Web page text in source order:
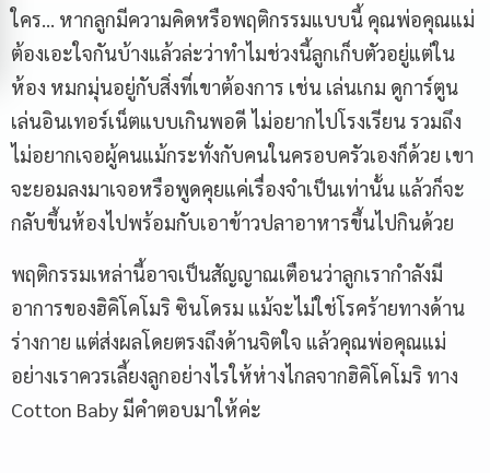
ใคร… หากลูกมีความคิดหรือพฤติกรรมแบบนี้ คุณพ่อคุณแม่
ต้องเอะใจกันบ้างแล้วล่ะว่าทำไมช่วงนี้ลูกเก็บตัวอยู่แต่ใน
ห้อง หมกมุ่นอยู่กับสิ่งที่เขาต้องการ เช่น เล่นเกม ดูการ์ตูน
เล่นอินเทอร์เน็ตแบบเกินพอดี ไม่อยากไปโรงเรียน รวมถึง
ไม่อยากเจอผู้คนแม้กระทั่งกับคนในครอบครัวเองก็ด้วย เขา
จะยอมลงมาเจอหรือพูดคุยแค่เรื่องจำเป็นเท่านั้น แล้วก็จะ
กลับขึ้นห้องไปพร้อมกับเอาข้าวปลาอาหารขึ้นไปกินด้วย
พฤติกรรมเหล่านี้อาจเป็นสัญญาณเตือนว่าลูกเรากำลังมี
อาการของฮิคิโคโมริ ซินโดรม แม้จะไม่ใช่โรคร้ายทางด้าน
ร่างกาย แต่ส่งผลโดยตรงถึงด้านจิตใจ แล้วคุณพ่อคุณแม่
อย่างเราควรเลี้ยงลูกอย่างไรให้ห่างไกลจากฮิคิโคโมริ ทาง
Cotton Baby มีคำตอบมาให้ค่ะ